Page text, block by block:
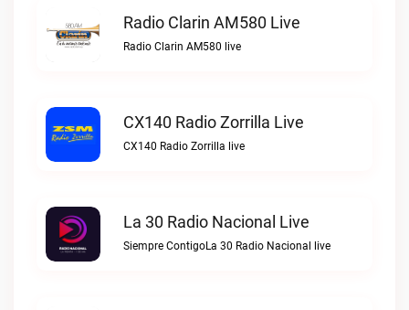
Radio Clarin AM580 Live
Radio Clarin AM580 live
CX140 Radio Zorrilla Live
CX140 Radio Zorrilla live
La 30 Radio Nacional Live
Siempre ContigoLa 30 Radio Nacional live